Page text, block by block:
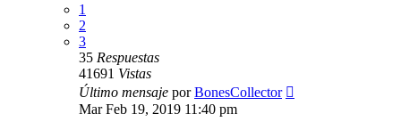
1
2
3
35 Respuestas
41691 Vistas
Último mensaje porBonesCollector
Mar Feb 19, 2019 11:40 pm